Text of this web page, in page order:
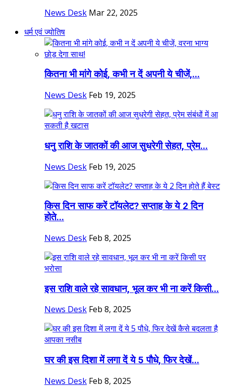
News Desk Mar 22, 2025
धर्म एवं ज्योतिष
कितना भी मांगे कोई, कभी न दें अपनी ये चीजें,...
News Desk Feb 19, 2025
धनु राशि के जातकों की आज सुधरेगी सेहत, प्रेम...
News Desk Feb 19, 2025
किस दिन साफ करें टॉयलेट? सप्ताह के ये 2 दिन
होते...
News Desk Feb 8, 2025
इस राशि वाले रहे सावधान, भूल कर भी ना करें किसी...
News Desk Feb 8, 2025
घर की इस दिशा में लगा दें ये 5 पौधे, फिर देखें...
News Desk Feb 8, 2025